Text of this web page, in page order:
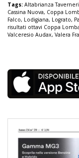
Tags: Altabrianza
Cassina Nuova, Coppa
Falco, Lodigiana, Lograto,
risultati ottavi Coppa
Valceresio Audax, Valera